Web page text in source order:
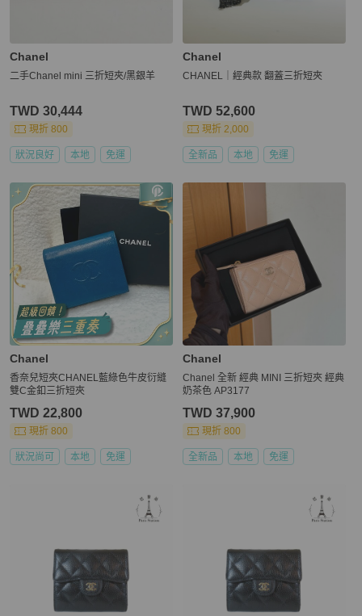
Chanel
二手Chanel mini 三折短夾/黑銀羊
TWD 30,444
現折 800
狀況良好 本地 免運
Chanel
CHANEL｜經典款 翻蓋三折短夾
TWD 52,600
現折 2,000
全新品 本地 免運
Chanel
香奈兒短夾CHANEL藍綠色牛皮衍縫
雙C金釦三折短夾
TWD 22,800
現折 800
狀況尚可 本地 免運
Chanel
Chanel 全新 經典 MINI 三折短夾 經典
奶茶色 AP3177
TWD 37,900
現折 800
全新品 本地 免運